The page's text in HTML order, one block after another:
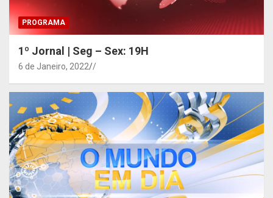
PROGRAMA
1º Jornal | Seg – Sex: 19H
6 de Janeiro, 2022 /